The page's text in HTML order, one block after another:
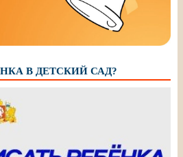
В ДЕТСКИЙ САД?